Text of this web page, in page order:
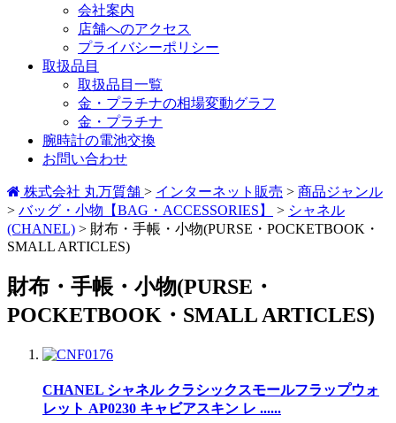
会社案内
店舗へのアクセス
プライバシーポリシー
取扱品目
取扱品目一覧
金・プラチナの相場変動グラフ
金・プラチナ
腕時計の電池交換
お問い合わせ
株式会社 丸万質舗 > インターネット販売 > 商品ジャンル
> バッグ・小物【BAG・ACCESSORIES】 > シャネル
(CHANEL) > 財布・手帳・小物(PURSE・POCKETBOOK・
SMALL ARTICLES)
財布・手帳・小物(PURSE・
POCKETBOOK・SMALL ARTICLES)
CHANEL シャネル クラシックスモールフラップウォ
レット AP0230 キャビアスキン レ ......